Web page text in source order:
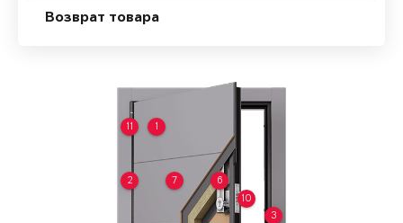
Возврат товара
1
2
3
6
7
10
11